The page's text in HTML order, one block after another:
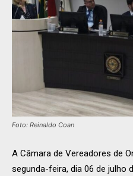
Foto: Reinaldo Coan
A Câmara de Vereadores de
segunda-feira, dia 06 de julho